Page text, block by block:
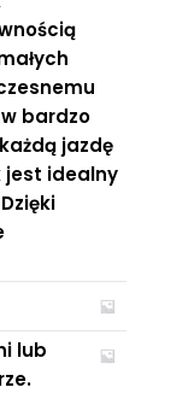
bardzo
jazdę
jest idealny
lub